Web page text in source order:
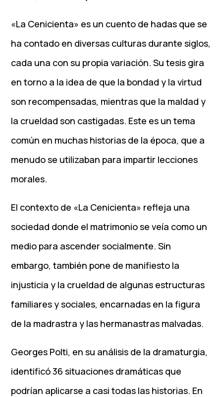
«La Cenicienta» es un cuento de hadas que se
ha contado en diversas culturas durante siglos,
cada una con su propia variación. Su tesis gira
en torno a la idea de que la bondad y la virtud
son recompensadas, mientras que la maldad y
la crueldad son castigadas. Este es un tema
común en muchas historias de la época, que a
menudo se utilizaban para impartir lecciones
morales.
El contexto de «La Cenicienta» refleja una
sociedad donde el matrimonio se veía como un
medio para ascender socialmente. Sin
embargo, también pone de manifiesto la
injusticia y la crueldad de algunas estructuras
familiares y sociales, encarnadas en la figura
de la madrastra y las hermanastras malvadas.
Georges Polti, en su análisis de la dramaturgia,
identificó 36 situaciones dramáticas que
podrían aplicarse a casi todas las historias. En